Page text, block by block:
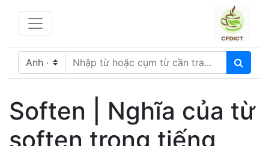
Soften | Nghĩa của từ
soften trong tiếng